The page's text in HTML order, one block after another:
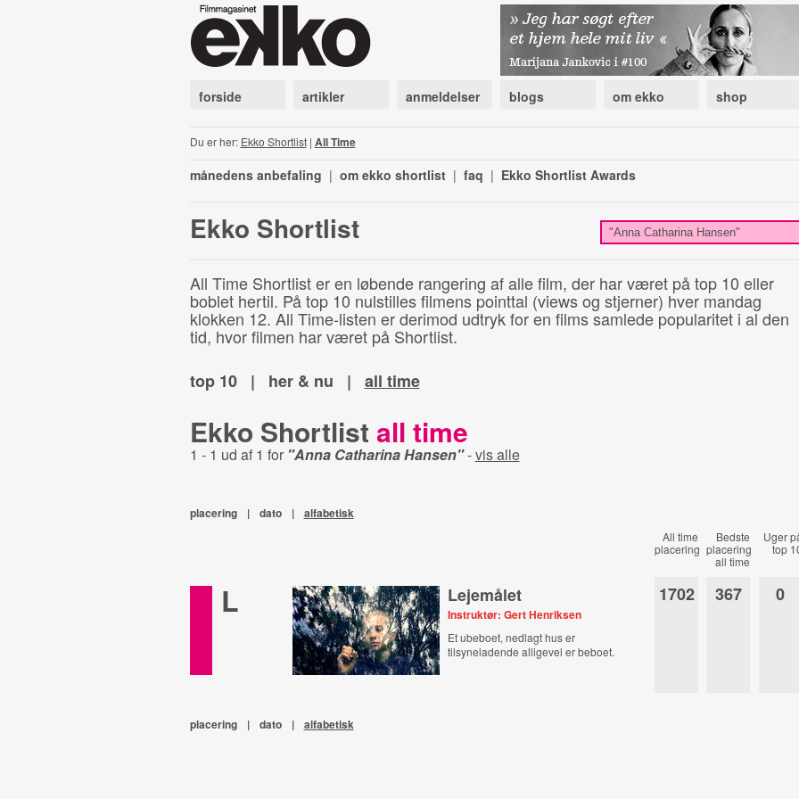
forside artikler anmeldelser blogs om ekko shop
Du er her: Ekko Shortlist| All Time
månedens anbefaling | om ekko shortlist | faq | Ekko Shortlist Awards
Ekko Shortlist
All Time Shortlist er en løbende rangering af alle film, der har været på top 10 eller
boblet hertil. På top 10 nulstilles filmens pointtal (views og stjerner) hver mandag
klokken 12. All Time-listen er derimod udtryk for en films samlede popularitet i al den
tid, hvor filmen har været på Shortlist.
top 10
| her & nu | all time
Ekko Shortlist all time
1 - 1 ud af 1 for "Anna Catharina Hansen"-vis alle
placering | dato | alfabetisk
All time
placering
Bedste
placering
all time
Uger
top
L Lejemålet
Instruktør: Gert Henriksen
Et ubeboet, nedlagt hus er
tilsyneladende alligevel er beboet.
1702 367 0
placering | dato | alfabetisk